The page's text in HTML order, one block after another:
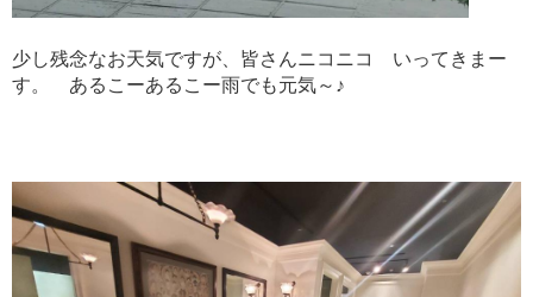
少し残念なお天気ですが、皆さんニコニコ いってきまー
す。 あるこーあるこー雨でも元気～♪